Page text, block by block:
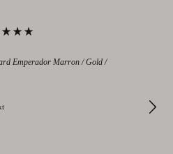
Emperador Marron / Gold /